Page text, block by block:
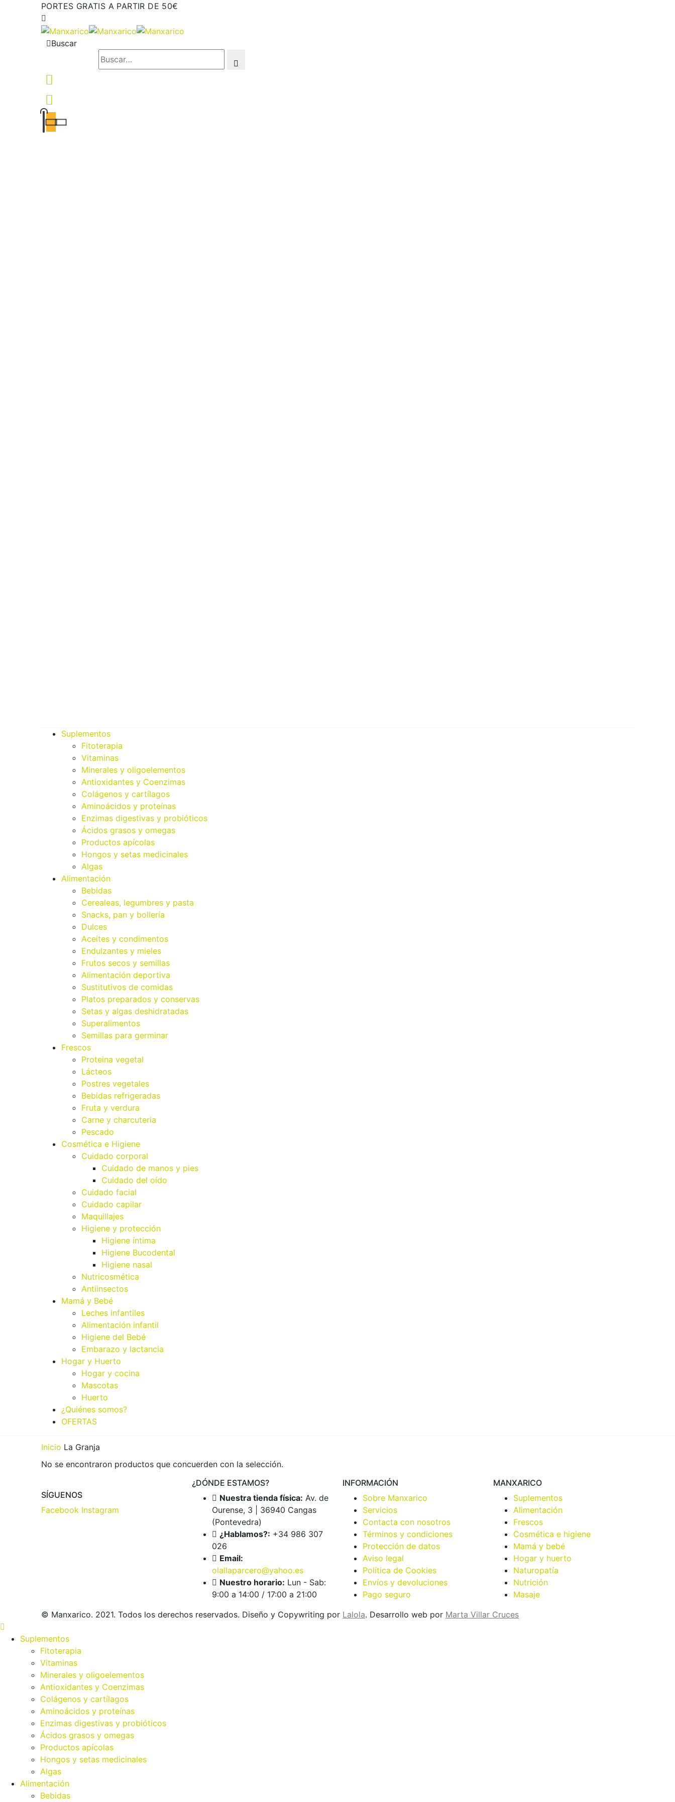
PORTES GRATIS A PARTIR DE 50€
Buscar
Suplementos
Fitoterapia
Vitaminas
Minerales y oligoelementos
Antioxidantes y Coenzimas
Colágenos y cartílagos
Aminoácidos y proteínas
Enzimas digestivas y probióticos
Ácidos grasos y omegas
Productos apícolas
Hongos y setas medicinales
Algas
Alimentación
Bebidas
Cerealeas, legumbres y pasta
Snacks, pan y bollería
Dulces
Aceites y condimentos
Endulzantes y mieles
Frutos secos y semillas
Alimentación deportiva
Sustitutivos de comidas
Platos preparados y conservas
Setas y algas deshidratadas
Superalimentos
Semillas para germinar
Frescos
Proteina vegetal
Lácteos
Postres vegetales
Bebidas refrigeradas
Fruta y verdura
Carne y charcuteria
Pescado
Cosmética e Higiene
Cuidado corporal
Cuidado de manos y pies
Cuidado del oído
Cuidado facial
Cuidado capilar
Maquillajes
Higiene y protección
Higiene íntima
Higiene Bucodental
Higiene nasal
Nutricosmética
Antiinsectos
Mamá y Bebé
Leches infantiles
Alimentación infantil
Higiene del Bebé
Embarazo y lactancia
Hogar y Huerto
Hogar y cocina
Mascotas
Huerto
¿Quiénes somos?
OFERTAS
Inicio La Granja
No se encontraron productos que concuerden con la selección.
SÍGUENOS
Facebook Instagram
¿DÓNDE ESTAMOS?
Nuestra tienda física: Av. de
Ourense, 3 | 36940 Cangas
(Pontevedra)
¿Hablamos?: +34 986 307
026
Email:
olallaparcero@yahoo.es
Nuestro horario: Lun - Sab:
9:00 a 14:00 / 17:00 a 21:00
INFORMACIÓN
Sobre Manxarico
Servicios
Contacta con nosotros
Términos y condiciones
Protección de datos
Aviso legal
Política de Cookies
Envíos y devoluciones
Pago seguro
MANXARICO
Suplementos
Alimentación
Frescos
Cosmética e higiene
Mamá y bebé
Hogar y huerto
Naturopatía
Nutrición
Masaje
© Manxarico. 2021. Todos los derechos reservados. Diseño y Copywriting por Lalola. Desarrollo web por Marta Villar Cruces
Suplementos
Fitoterapia
Vitaminas
Minerales y oligoelementos
Antioxidantes y Coenzimas
Colágenos y cartílagos
Aminoácidos y proteínas
Enzimas digestivas y probióticos
Ácidos grasos y omegas
Productos apícolas
Hongos y setas medicinales
Algas
Alimentación
Bebidas